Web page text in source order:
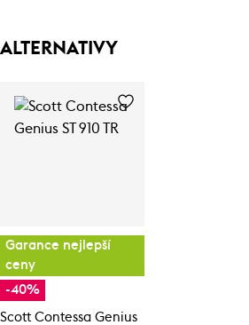
ALTERNATIVY
Garance nejlepší
ceny
-40%
Scott Contessa Genius